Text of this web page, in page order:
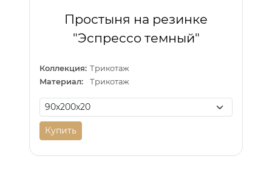
Простыня на резинке
"Эспрессо темный"
Коллекция: Трикотаж
Материал:
Трикотаж
Купить